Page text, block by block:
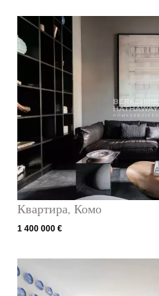
Квартира, Комо
1 400 000 €